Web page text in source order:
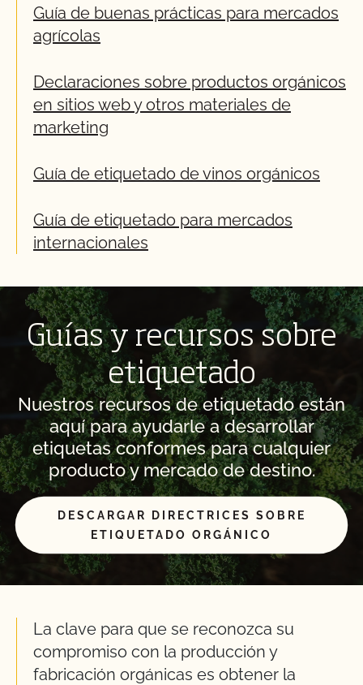
Guía de buenas prácticas para mercados
agrícolas
Declaraciones sobre productos orgánicos
en sitios web y otros materiales de
marketing
Guía de etiquetado de vinos orgánicos
Guía de etiquetado para mercados
internacionales
Guías y recursos sobre
etiquetado
Nuestros recursos de etiquetado están
aquí para ayudarle a desarrollar
etiquetas conformes para cualquier
producto y mercado de destino.
DESCARGAR DIRECTRICES SOBRE
ETIQUETADO ORGÁNICO
La clave para que se reconozca su
compromiso con la producción y
fabricación orgánicas es obtener la